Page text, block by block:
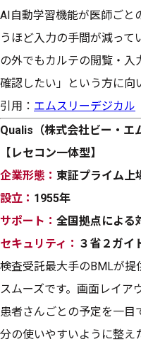
AI自動学習機能が医師ごと
うほど入力の手間が減っ
の外でもカルテの閲覧・
確認したい」という方に向
引用： エムスリーデジカル
Qualis（株式会社ビー・エ
【レセコン一体型】
企業形態： 東証プライム上
設立： 1955年
サポート： 全国拠点による
セキュリティ： ３省２ガイ
検査受託最大手のBMLが
スムーズです。画面レイ
患者さんごとの予定を一
分の使いやすいように整え